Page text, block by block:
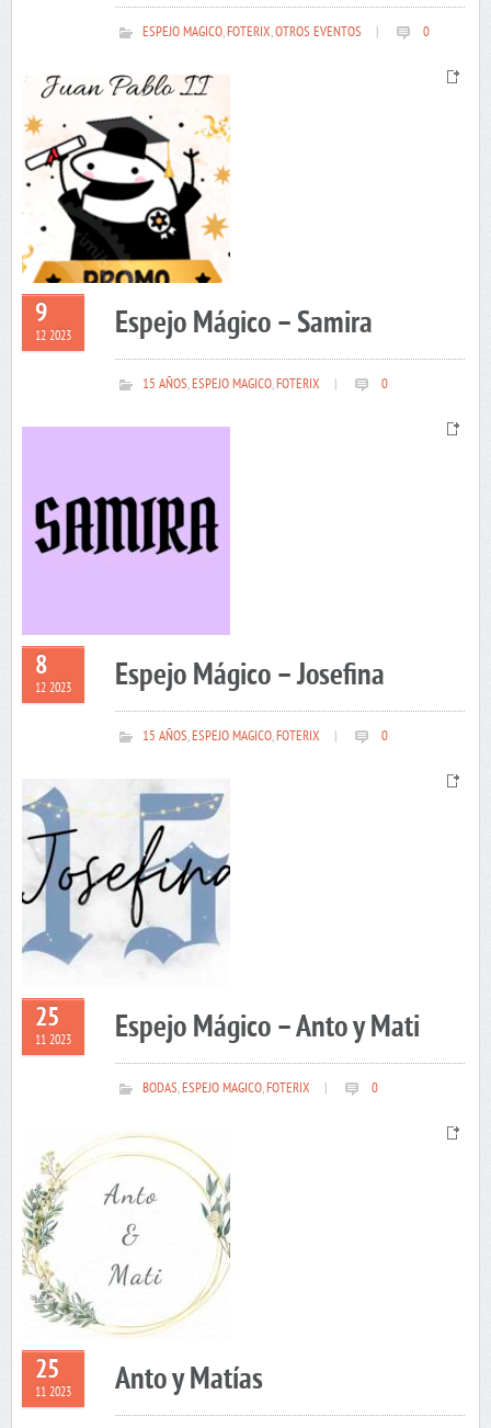
ESPEJO MAGICO,FOTERIX,OTROS EVENTOS 0
9
12 2023 Espejo Mágico – Samira
15 AÑOS,ESPEJO MAGICO,FOTERIX 0
8
12 2023 Espejo Mágico – Josefina
15 AÑOS,ESPEJO MAGICO,FOTERIX 0
25
11 2023 Espejo Mágico – Anto y Mati
BODAS,ESPEJO MAGICO,FOTERIX 0
25
11 2023 Anto y Matías